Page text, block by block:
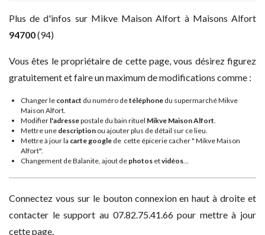
Plus de d'infos sur Mikve Maison Alfort à Maisons Alfort
94700(94)
Vous êtes le propriétaire de cette page, vous désirez figurez
gratuitement et faire un maximum de modifications comme :
Changer le contact du numéro detéléphone du supermarché Mikve
Maison Alfort.
Modifier l'adressepostale du bain rituel Mikve Maison Alfort.
Mettre une description ou ajouter plus de détail sur ce lieu.
Mettre à jour la carte google de cette épicerie cacher " Mikve Maison
Alfort".
Changement de Balanite, ajout de photos etvidéos...
Connectez vous sur le bouton connexion en haut à droite et
contacter le support au 07.82.75.41.66 pour mettre à jour
cette page.